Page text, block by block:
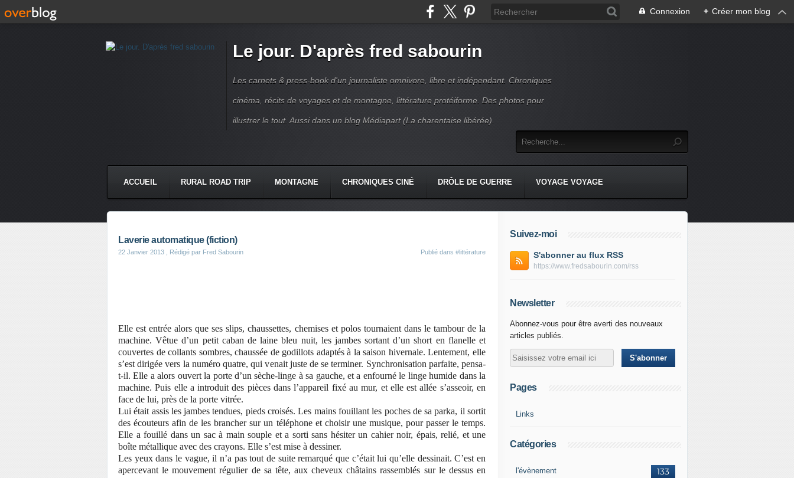
Connexion + Créer mon blog
Le jour. D'après fred sabourin
Les carnets & press-book d'un journaliste omnivore, libre et indépendant. Chroniques
cinéma, récits de voyages et de montagne, littérature protéiforme. Des photos pour
illustrer le tout. Aussi dans un blog Médiapart (La charentaise libérée).
ACCUEIL RURAL ROAD TRIP MONTAGNE CHRONIQUES CINÉ DRÔLE DE GUERRE VOYAGE VOYAGE
Laverie automatique (fiction)
22 Janvier 2013 , Rédigé par Fred Sabourin Publié dans #littérature
Elle est entrée alors que ses slips, chaussettes, chemises et polos tournaient dans le tambour de la
machine. Vêtue d’un petit caban de laine bleu nuit, les jambes sortant d’un short en flanelle et
couvertes de collants sombres, chaussée de godillots adaptés à la saison hivernale. Lentement, elle
s’est dirigée vers la numéro quatre, qui venait juste de se terminer. Synchronisation parfaite, pensa-
t-il. Elle a alors ouvert la porte d’un sèche-linge à sa gauche, et a enfourné le linge humide dans la
machine. Puis elle a introduit des pièces dans l’appareil fixé au mur, et elle est allée s’asseoir, en
face de lui, près de la porte vitrée.
Lui était assis les jambes tendues, pieds croisés. Les mains fouillant les poches de sa parka, il sortit
des écouteurs afin de les brancher sur un téléphone et choisir une musique, pour passer le temps.
Elle a fouillé dans un sac à main souple et a sorti sans hésiter un cahier noir, épais, relié, et une
boîte métallique avec des crayons. Elle s’est mise à dessiner.
Les yeux dans le vague, il n’a pas tout de suite remarqué que c’était lui qu’elle dessinait. C’est en
apercevant le mouvement régulier de sa tête, aux cheveux châtains rassemblés sur le dessus en
Suivez-moi
S'abonner au flux RSS
https://www.fredsabourin.com/rss
Newsletter
Abonnez-vous pour être averti des nouveaux
articles publiés.
Pages
Links
Catégories
133
l'évènement